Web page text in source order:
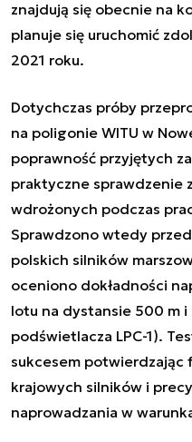
znajdują się obecnie na
planuje się uruchomić
2021 roku.
Dotychczas próby
na poligonie WITU w
poprawność przyjętych
praktyczne sprawdzenie
wdrożonych podczas
Sprawdzono wtedy
polskich silników
oceniono dokładności
lotu na dystansie 500 m
podświetlacza LPC-1).
sukcesem potwierdzając
krajowych silników i
naprowadzania w